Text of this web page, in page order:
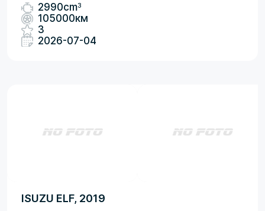
2990cm3
105000км
3
2026-07-04
ISUZU ELF, 2019